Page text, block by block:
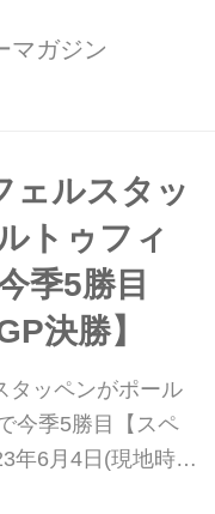
。開幕から続くレ
ギリスGPでも止
まで来てしまっ
も残り2戦、レッ
...
マガジン
ェルスタッ
トゥフィ
季5勝目
決勝】
タッペンがポール
今季5勝目【スペ
年6月4日(現地時